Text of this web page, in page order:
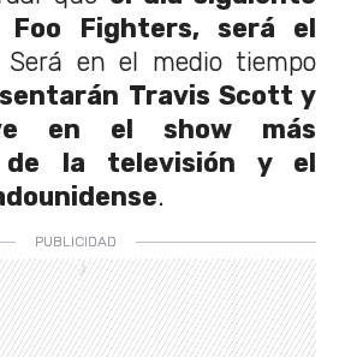
Fighters, será el
Será en el medio tiempo
Travis Scott y
en el show más
de la televisión y el
.